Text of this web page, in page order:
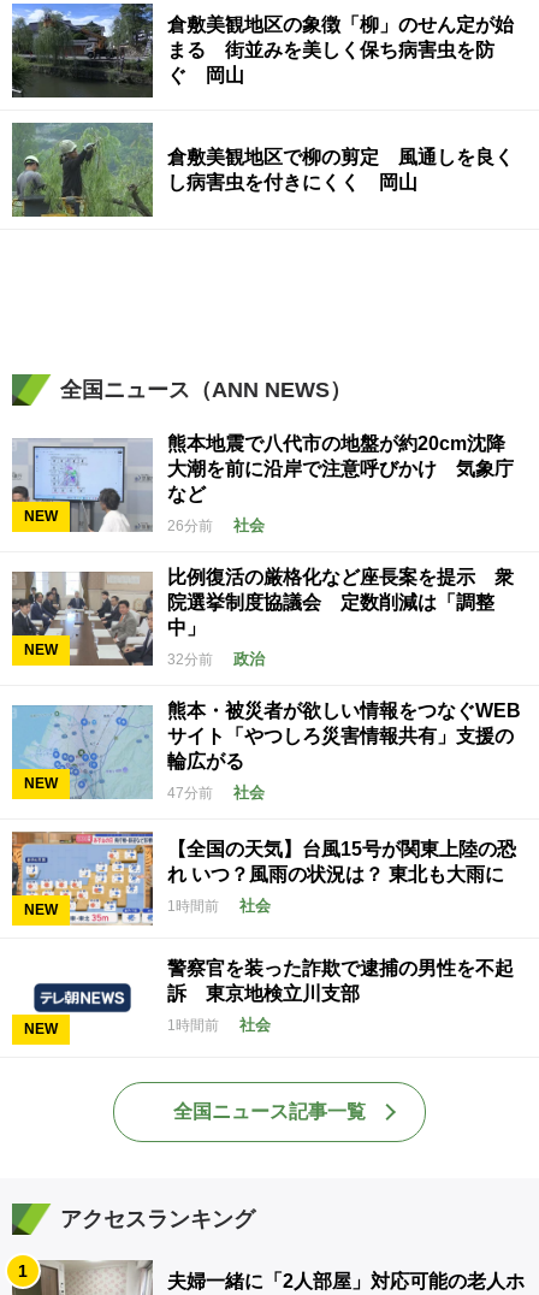
倉敷美観地区の象徴「柳」のせん定が始
まる 街並みを美しく保ち病害虫を防
ぐ 岡山
倉敷美観地区で柳の剪定 風通しを良く
し病害虫を付きにくく 岡山
全国ニュース（ANN NEWS）
NEW
熊本地震で八代市の地盤が約20cm沈降
大潮を前に沿岸で注意呼びかけ 気象庁
など
26分前 社会
NEW
比例復活の厳格化など座長案を提示 衆
院選挙制度協議会 定数削減は「調整
中」
32分前 政治
NEW
熊本・被災者が欲しい情報をつなぐWEB
サイト「やつしろ災害情報共有」支援の
輪広がる
47分前 社会
NEW
【全国の天気】台風15号が関東上陸の恐
れ いつ？風雨の状況は？ 東北も大雨に
1時間前 社会
NEW
警察官を装った詐欺で逮捕の男性を不起
訴 東京地検立川支部
1時間前 社会
全国ニュース記事一覧
アクセスランキング
1
夫婦一緒に「2人部屋」対応可能の老人ホ